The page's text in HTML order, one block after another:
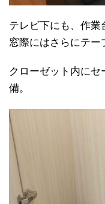
テレビ下にも、作業
窓際にはさらにテー
クローゼット内に
備。